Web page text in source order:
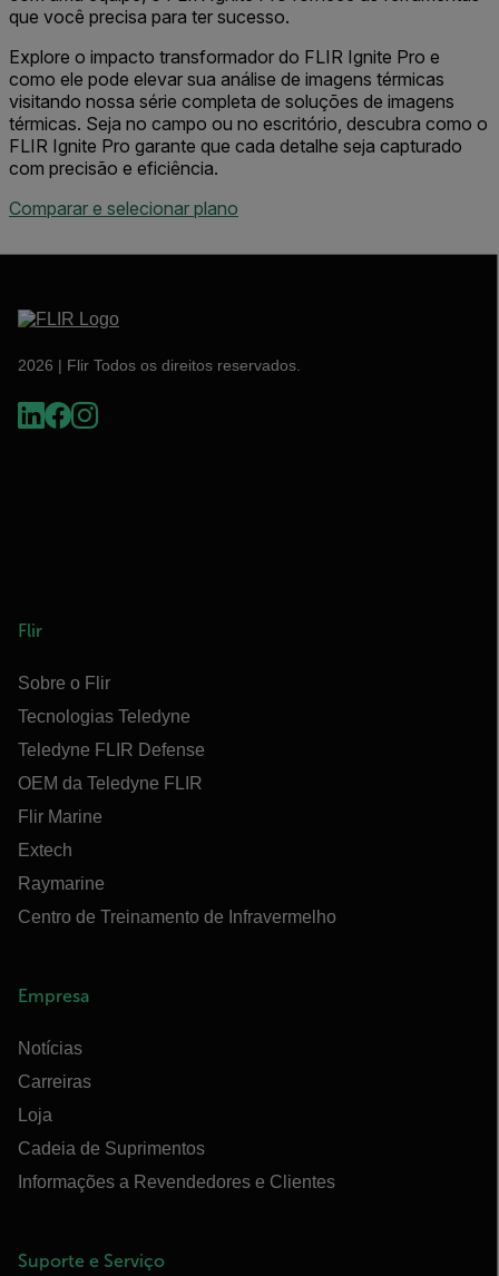
que você precisa para ter sucesso.
Explore o impacto transformador do FLIR Ignite Pro e
como ele pode elevar sua análise de imagens térmicas
visitando nossa série completa de soluções de imagens
térmicas. Seja no campo ou no escritório, descubra como o
FLIR Ignite Pro garante que cada detalhe seja capturado
com precisão e eficiência.
Comparar e selecionar plano
2026 | Flir Todos os direitos reservados.
Flir
Sobre o Flir
Tecnologias Teledyne
Teledyne FLIR Defense
OEM da Teledyne FLIR
Flir Marine
Extech
Raymarine
Centro de Treinamento de Infravermelho
Empresa
Notícias
Carreiras
Loja
Cadeia de Suprimentos
Informações a Revendedores e Clientes
Suporte e Serviço